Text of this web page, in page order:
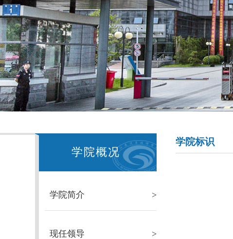
学院概况
学院简介 >
现任领导 >
学院标识